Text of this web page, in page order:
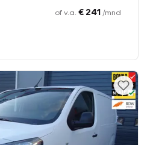
of v.a. € 241 /mnd